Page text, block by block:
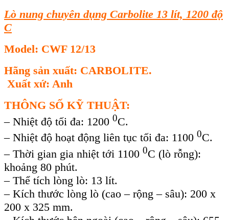
Lò nung chuyên dụng Carbolite 13 lít, 1200 độ
C
Model: CWF 12/13
Hãng sản xuất: CARBOLITE.
Xuất xứ: Anh
THÔNG SỐ KỸ THUẬT:
– Nhiệt độ tối đa: 1200 0C.
– Nhiệt độ hoạt động liên tục tối đa: 1100 0C.
– Thời gian gia nhiệt tới 1100 0C (lò rỗng):
khoảng 80 phút.
– Thể tích lòng lò: 13 lít.
– Kích thước lòng lò (cao – rộng – sâu): 200 x
200 x 325 mm.